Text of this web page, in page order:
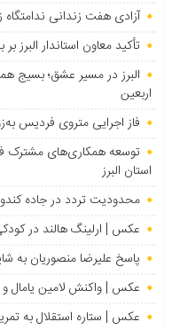
آزادی هفت زندانی
تأکید معاون استاندار
البرز در مسیر عشق؛ بسیج
اربعین
فاز اجرایی متروی فردیس
توسعه همکاری‌های مشترک
استان البرز
محدودیت تردد در جاده
عکس | ارلینگ هالند در
پاسخ علیرضا منصوریان به
عکس | واکنش لامین یامال
عکس | ستاره استقلال به